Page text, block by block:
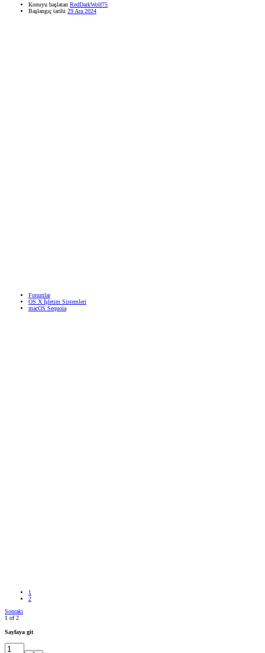
Konuyu başlatan RedDarkWolf75
Başlangıç tarihi 29 Ara 2024
Forumlar
OS X İşletim Sistemleri
macOS Sequoia
1
2
Sonraki
1 of 2
Sayfaya git